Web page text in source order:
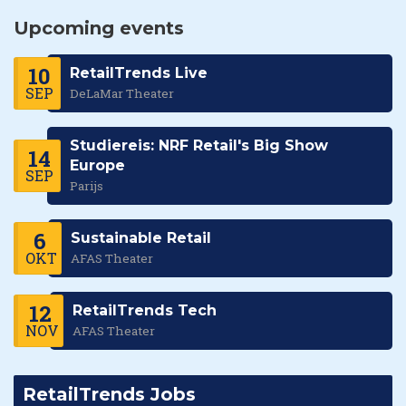
Upcoming events
10
SEP
RetailTrends Live
DeLaMar Theater
14
SEP
Studiereis: NRF Retail's Big Show
Europe
Parijs
6
OKT
Sustainable Retail
AFAS Theater
12
NOV
RetailTrends Tech
AFAS Theater
RetailTrends Jobs